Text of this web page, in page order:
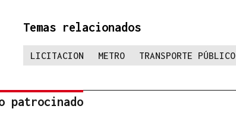
Temas relacionados
LICITACION METRO TRANSPORTE PÚBLICO
patrocinado